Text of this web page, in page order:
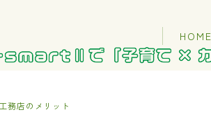
HOME
務店のメリット